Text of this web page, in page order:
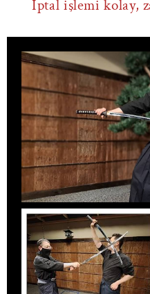
İptal işlemi kolay,